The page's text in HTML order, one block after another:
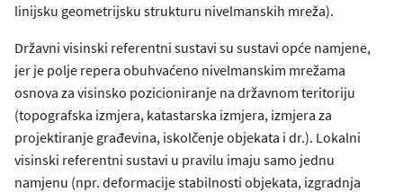
linijsku geometrijsku strukturu nivelmanskih mreža).
Državni visinski referentni sustavi su sustavi opće namjene,
jer je polje repera obuhvaćeno nivelmanskim mrežama
osnova za visinsko pozicioniranje na državnom teritoriju
(topografska izmjera, katastarska izmjera, izmjera za
projektiranje građevina, iskolčenje objekata i dr.). Lokalni
visinski referentni sustavi u pravilu imaju samo jednu
namjenu (npr. deformacije stabilnosti objekata, izgradnja